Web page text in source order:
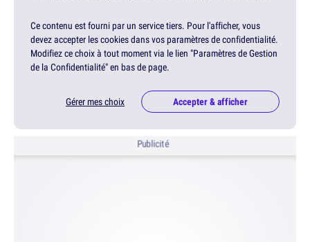
Ce contenu est fourni par un service tiers. Pour l'afficher, vous
devez accepter les cookies dans vos paramètres de confidentialité.
Modifiez ce choix à tout moment via le lien "Paramètres de Gestion
de la Confidentialité" en bas de page.
Gérer mes choix Accepter & afficher
Publicité